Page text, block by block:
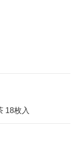
18枚入